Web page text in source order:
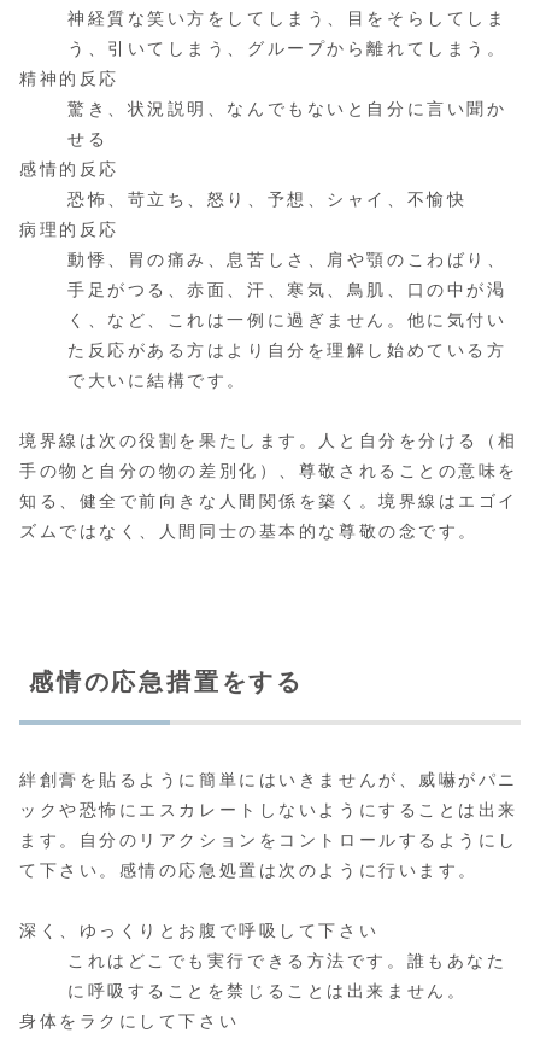
神経質な笑い方をしてしまう、目をそらしてしま
う、引いてしまう、グループから離れてしまう。
精神的反応
驚き、状況説明、なんでもないと自分に言い聞か
せる
感情的反応
恐怖、苛立ち、怒り、予想、シャイ、不愉快
病理的反応
動悸、胃の痛み、息苦しさ、肩や顎のこわばり、
手足がつる、赤面、汗、寒気、鳥肌、口の中が渇
く、など、これは一例に過ぎません。他に気付い
た反応がある方はより自分を理解し始めている方
で大いに結構です。
境界線は次の役割を果たします。人と自分を分ける（相
手の物と自分の物の差別化）、尊敬されることの意味を
知る、健全で前向きな人間関係を築く。境界線はエゴイ
ズムではなく、人間同士の基本的な尊敬の念です。
感情の応急措置をする
絆創膏を貼るように簡単にはいきませんが、威嚇がパニ
ックや恐怖にエスカレートしないようにすることは出来
ます。自分のリアクションをコントロールするようにし
て下さい。感情の応急処置は次のように行います。
深く、ゆっくりとお腹で呼吸して下さい
これはどこでも実行できる方法です。誰もあなた
に呼吸することを禁じることは出来ません。
身体をラクにして下さい